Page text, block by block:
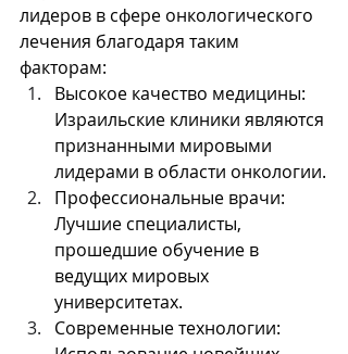
лидеров в сфере онкологического
лечения благодаря таким
факторам:
Высокое качество медицины:
Израильские клиники являются
признанными мировыми
лидерами в области онкологии.
Профессиональные врачи:
Лучшие специалисты,
прошедшие обучение в
ведущих мировых
университетах.
Современные технологии: